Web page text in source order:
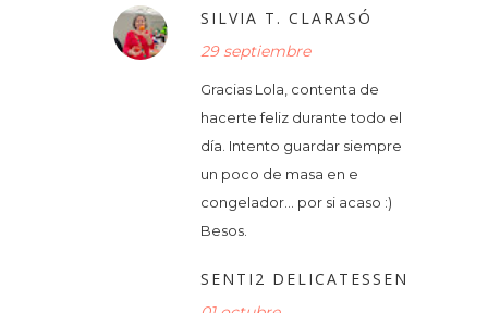
SILVIA T. CLARASÓ
29 septiembre
Gracias Lola, contenta de
hacerte feliz durante todo el
día. Intento guardar siempre
un poco de masa en e
congelador... por si acaso :)
Besos.
SENTI2 DELICATESSEN